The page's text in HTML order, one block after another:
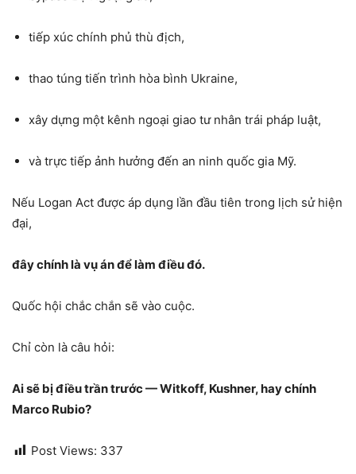
tiếp xúc chính phủ thù địch,
thao túng tiến trình hòa bình Ukraine,
xây dựng một kênh ngoại giao tư nhân trái pháp luật,
và trực tiếp ảnh hưởng đến an ninh quốc gia Mỹ.
Nếu Logan Act được áp dụng lần đầu tiên trong lịch sử hiện
đại,
đây chính là vụ án để làm điều đó.
Quốc hội chắc chắn sẽ vào cuộc.
Chỉ còn là câu hỏi:
Ai sẽ bị điều trần trước — Witkoff, Kushner, hay chính
Marco Rubio?
Post Views: 337